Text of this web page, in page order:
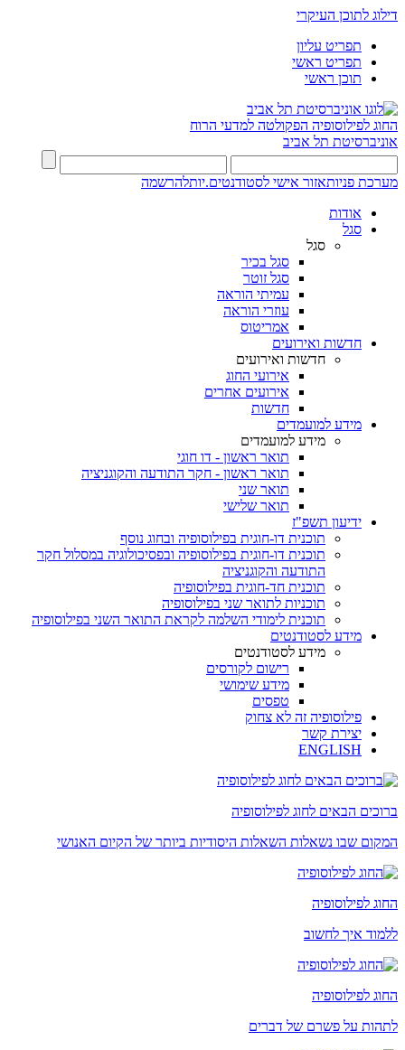
דילוג לתוכן העיקרי
תפריט עליון
תפריט ראשי
תוכן ראשי
החוג לפילוסופיה הפקולטה למדעי הרוח
אוניברסיטת תל אביב
מערכת פניותאזור אישי לסטודנטים.יותלהרשמה
אודות
סגל
סגל
סגל בכיר
סגל זוטר
עמיתי הוראה
עוזרי הוראה
אמריטוס
חדשות ואירועים
חדשות ואירועים
אירועי החוג
אירועים אחרים
חדשות
מידע למועמדים
מידע למועמדים
תואר ראשון - דו חוגי
תואר ראשון - חקר התודעה והקוגניציה
תואר שני
תואר שלישי
ידיעון תשפ"ז
תוכנית דו-חוגית בפילוסופיה ובחוג נוסף
תוכנית דו-חוגית בפילוסופיה ובפסיכולוגיה במסלול חקר
התודעה והקוגניציה
תוכנית חד-חוגית בפילוסופיה
תוכניות לתואר שני בפילוסופיה
תוכנית לימודי השלמה לקראת התואר השני בפילוסופיה
מידע לסטודנטים
מידע לסטודנטים
רישום לקורסים
מידע שימושי
טפסים
פילוסופיה זה לא צחוק
יצירת קשר
ENGLISH
ברוכים הבאים לחוג לפילוסופיה
המקום שבו נשאלות השאלות היסודיות ביותר של הקיום האנושי
החוג לפילוסופיה
ללמוד איך לחשוב
החוג לפילוסופיה
לתהות על פשרם של דברים